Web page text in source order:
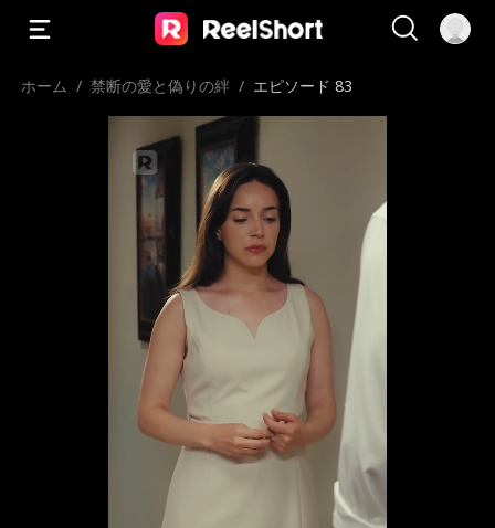
ホーム / 禁断の愛と偽りの絆 / エピソード 83